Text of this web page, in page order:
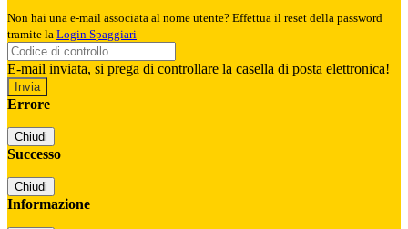
Non hai una e-mail associata al nome utente? Effettua il reset della password
tramite la Login Spaggiari
E-mail inviata, si prega di controllare la casella di posta elettronica!
Errore
Chiudi
Successo
Chiudi
Informazione